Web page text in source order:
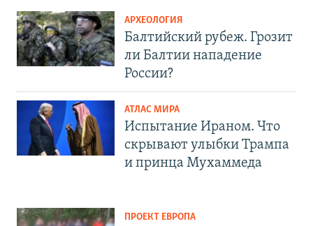
АРХЕОЛОГИЯ
Балтийский рубеж. Грозит
ли Балтии нападение
России?
АТЛАС МИРА
Испытание Ираном. Что
скрывают улыбки Трампа
и принца Мухаммеда
ПРОЕКТ ЕВРОПА